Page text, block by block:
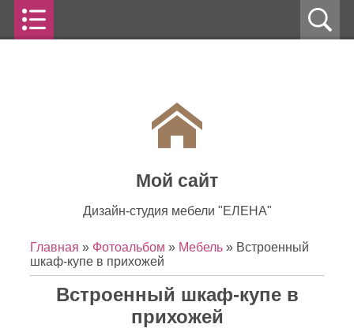
Мой сайт
Дизайн-студия мебели "ЕЛЕНА"
Главная » Фотоальбом » Мебель » Встроенный
шкаф-купе в прихожей
Встроенный шкаф-купе в
прихожей